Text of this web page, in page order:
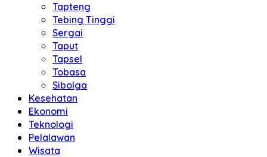
Tapteng
Tebing Tinggi
Sergai
Taput
Tapsel
Tobasa
Sibolga
Kesehatan
Ekonomi
Teknologi
Pelalawan
Wisata